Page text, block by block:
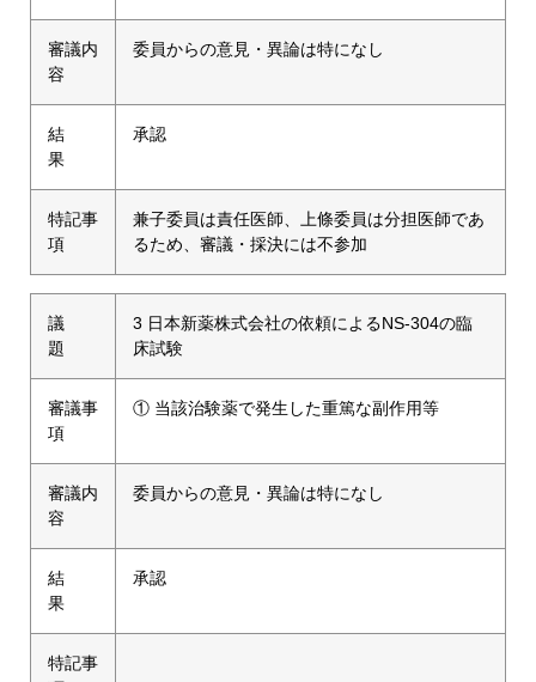
審議内
容
委員からの意見・異論は特になし
結
果
承認
特記事
項
兼子委員は責任医師、上條委員は分担医師であ
るため、審議・採決には不参加
議
題
3 日本新薬株式会社の依頼によるNS-304の臨
床試験
審議事
項
① 当該治験薬で発生した重篤な副作用等
審議内
容
委員からの意見・異論は特になし
結
果
承認
特記事